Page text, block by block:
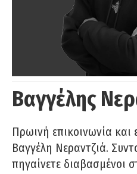
Βαγγέλης
Πρωινή επικοινωνία
Βαγγέλη Νεραντζιά.
πηγαίνετε διαβασμένοι